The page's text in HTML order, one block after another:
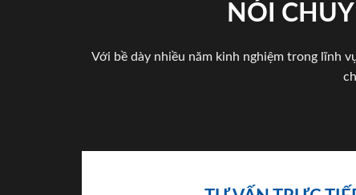
NÓI
Với bề dày nhiều năm kinh nghiệm trong lĩnh